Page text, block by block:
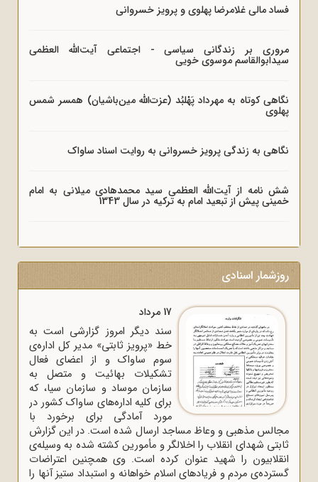
فساد مالی غلامرضا پهلوی و پرویز خسروانی
مروری بر زندگانی سیاسی - اجتماعی آیت‌الله العظمی
سیدابوالقاسم موسوی خویی
نگاهی کوتاه به مهرداد پَهْلبُد (عزت‌الله مین‌باشیان) همسر شمس
پهلوی
نگاهی به زندگی پرویز خسروانی به روایت اسناد ساواک
شش نامه از آیت‌الله العظمی سید محمدهادی میلانی به امام
خمینی پیش از تبعید امام به ترکیه در سال 1343
روزشمار اسنادی
17 مرداد
سند دیگر امروز گزارشی است به
خط «پرویز ثابتی» مدیر کل اداره‌ی
سوم ساواک و از اعضای فعال
تشکیلات بهائیت و متصل به
سازمان موساد و سازمان سیا، که
برای کلیه اداره‌های ساواک‌ کشور در
مورد آمادگی برای برخورد با
مجالس مذهبی و وعاظ مساجد ارسال شده است. در این گزارش
ثابتی شهدای انقلاب را اخلالگر و مأمورین کشته شده به وسیله‌ی
انقلابیون را شهید عنوان کرده است. وی همچنین اعتراضات
گسترده‌ی مردم و فریادهای اسلام خواهانه و استبداد ستیز آنها را